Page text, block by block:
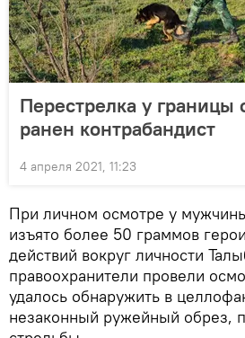
Перестрелка у границы
ранен контрабандист
4 апреля 2021, 11:23
При личном осмотре у
изъято более 50 граммов
действий вокруг личности
правоохранители провели
удалось обнаружить в
незаконный ружейный обрез,